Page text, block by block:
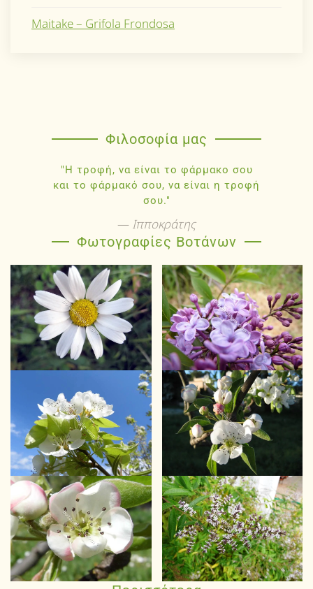
Maitake – Grifola Frondosa
Φιλοσοφία μας
"Η τροφή, να είναι το φάρμακο σου
και το φάρμακό σου, να είναι η τροφή
σου."
Ιπποκράτης
Φωτογραφίες Βοτάνων